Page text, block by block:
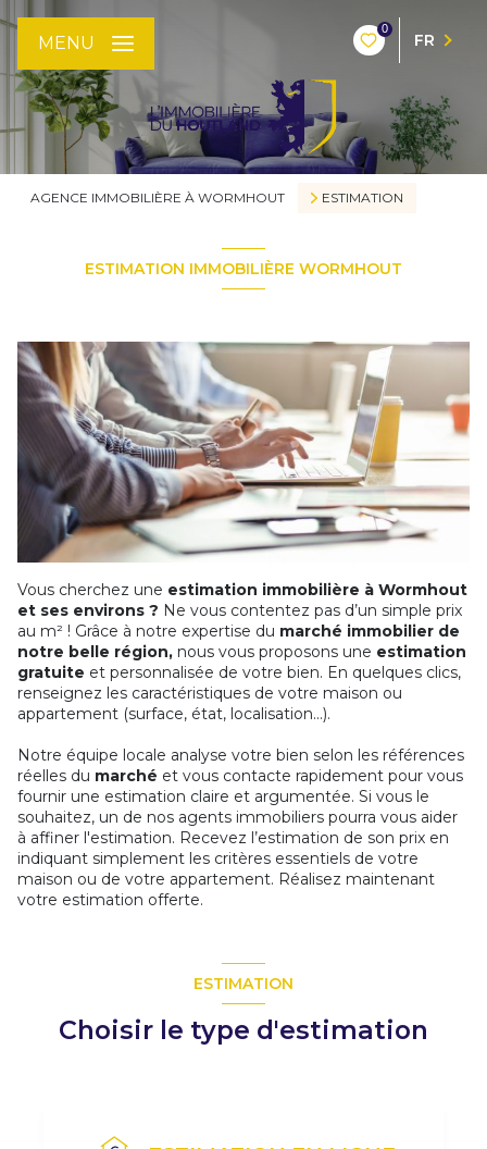
0
FR
MENU
AGENCE IMMOBILIÈRE À WORMHOUT ESTIMATION
ESTIMATION IMMOBILIÈRE WORMHOUT
Vous cherchez une estimation immobilière à Wormhout
et ses environs ? Ne vous contentez pas d’un simple prix
au m² ! Grâce à notre expertise du marché immobilier de
notre belle région, nous vous proposons une estimation
gratuite et personnalisée de votre bien. En quelques clics,
renseignez les caractéristiques de votre maison ou
appartement (surface, état, localisation...).
Notre équipe locale analyse votre bien selon les références
réelles du marché et vous contacte rapidement pour vous
fournir une estimation claire et argumentée. Si vous le
souhaitez, un de nos agents immobiliers pourra vous aider
à affiner l'estimation. Recevez l’estimation de son prix en
indiquant simplement les critères essentiels de votre
maison ou de votre appartement. Réalisez maintenant
votre estimation offerte.
ESTIMATION
Choisir le type d'estimation